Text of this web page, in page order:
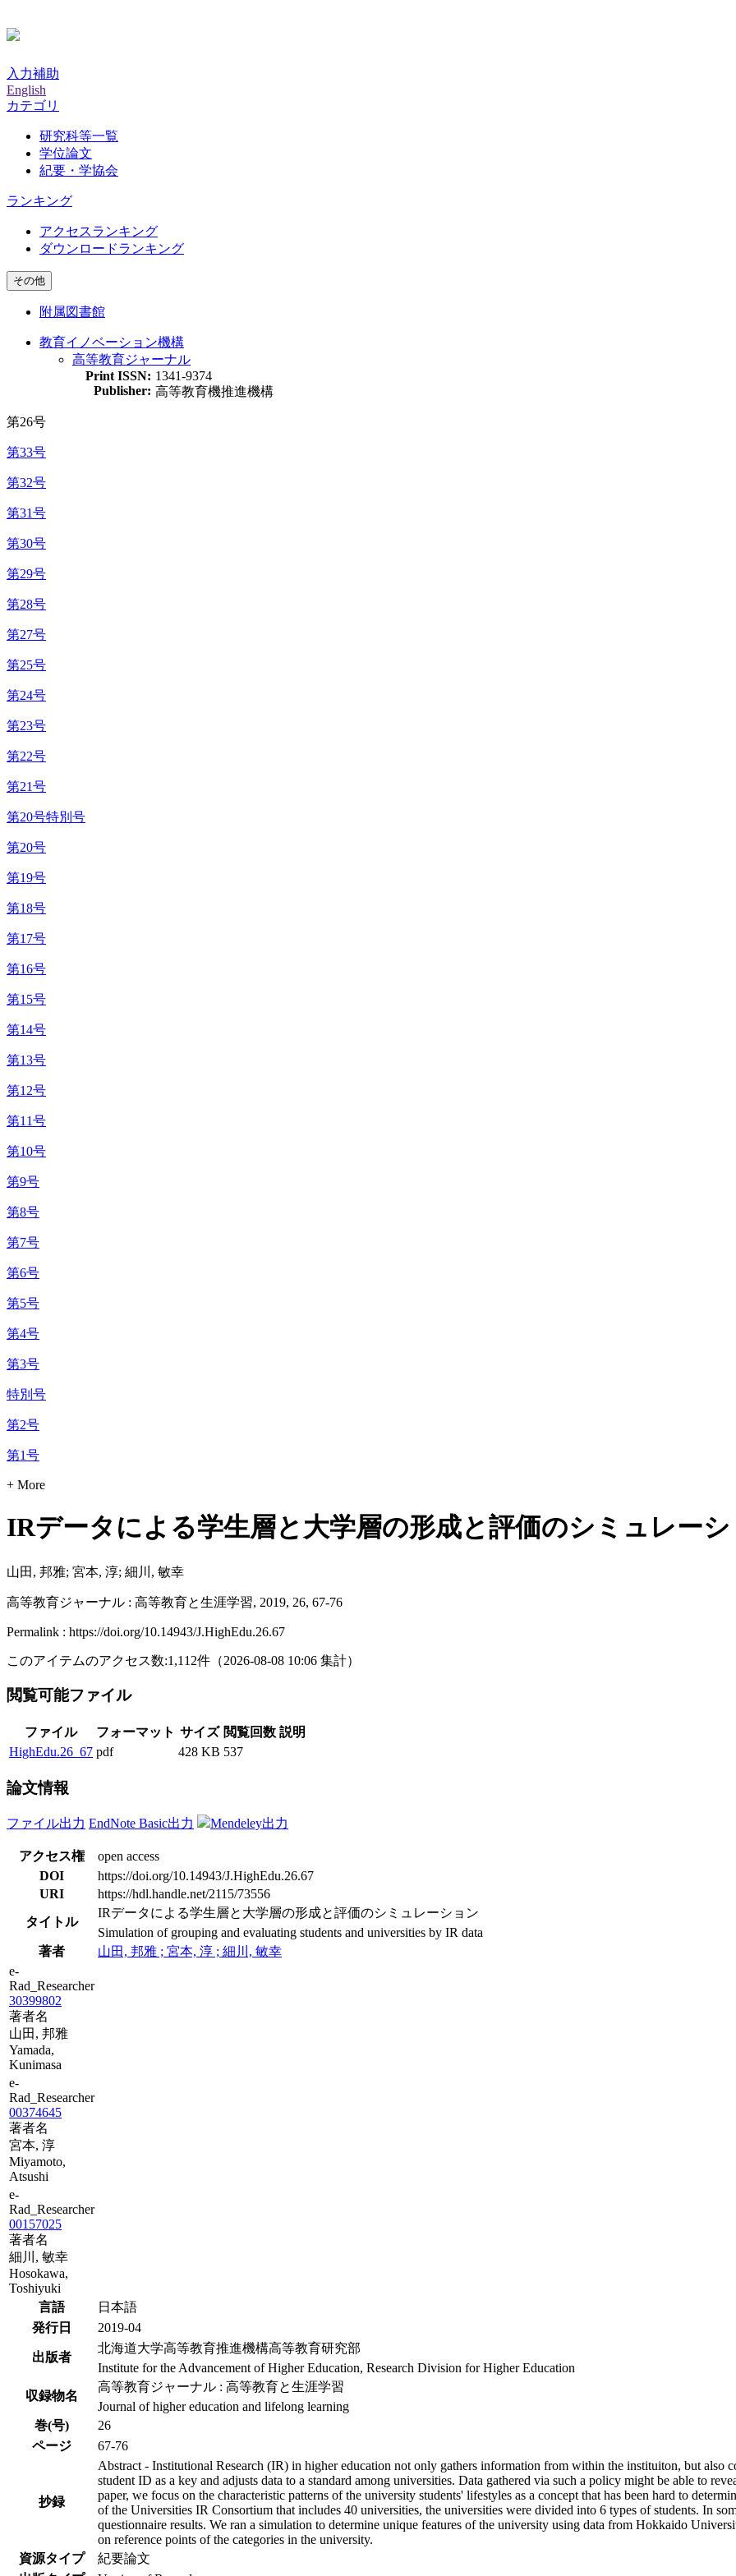
入力補助
English
カテゴリ
研究科等一覧
学位論文
紀要・学協会
ランキング
アクセスランキング
ダウンロードランキング
その他
附属図書館
教育イノベーション機構
高等教育ジャーナル
Print ISSN: 1341-9374
Publisher: 高等教育機推進機構
第26号
第33号
第32号
第31号
第30号
第29号
第28号
第27号
第25号
第24号
第23号
第22号
第21号
第20号特別号
第20号
第19号
第18号
第17号
第16号
第15号
第14号
第13号
第12号
第11号
第10号
第9号
第8号
第7号
第6号
第5号
第4号
第3号
特別号
第2号
第1号
+ More
IRデータによる学生層と大学層の形成と評価のシミュレー
山田, 邦雅; 宮本, 淳; 細川, 敏幸
高等教育ジャーナル : 高等教育と生涯学習, 2019, 26, 67-76
Permalink : https://doi.org/10.14943/J.HighEdu.26.67
このアイテムのアクセス数:1,112件 （2026-08-08 10:06 集計）
閲覧可能ファイル
ファイル フォーマット サイズ 閲覧回数 説明
HighEdu.26_67 pdf 428 KB 537
論文情報
ファイル出力 EndNote Basic出力 Mendeley出力
アクセス権
open access
DOI
https://doi.org/10.14943/J.HighEdu.26.67
URI
https://hdl.handle.net/2115/73556
タイトル
IRデータによる学生層と大学層の形成と評価のシミュレーション
Simulation of grouping and evaluating students and universities by IR data
著者
山田, 邦雅 ; 宮本, 淳 ; 細川, 敏幸
e-
Rad_Researcher
30399802
著者名
山田, 邦雅
Yamada,
Kunimasa
e-
Rad_Researcher
00374645
著者名
宮本, 淳
Miyamoto,
Atsushi
e-
Rad_Researcher
00157025
著者名
細川, 敏幸
Hosokawa,
Toshiyuki
言語
日本語
発行日
2019-04
出版者
北海道大学高等教育推進機構高等教育研究部
Institute for the Advancement of Higher Education, Research Division for Higher Education
収録物名
高等教育ジャーナル : 高等教育と生涯学習
Journal of higher education and lifelong learning
巻(号)
26
ページ
67-76
抄録
Abstract - Institutional Research (IR) in higher education not only gathers information from within the instituiton, but also
student ID as a key and adjusts data to a standard among universities. Data gathered via such a policy might be able to
paper, we focus on the characteristic patterns of the university students' lifestyles as a concept that has been hard to
of the Universities IR Consortium that includes 40 universities, the universities were divided into 6 types of students. In
questionnaire results. We ran a simulation to determine unique features of the university using data from Hokkaido
on reference points of the categories in the university.
資源タイプ
紀要論文